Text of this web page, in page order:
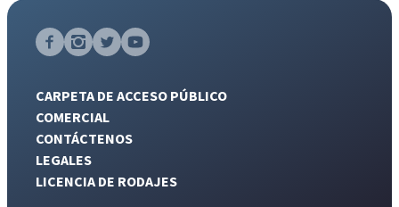
CARPETA DE ACCESO PÚBLICO
COMERCIAL
CONTÁCTENOS
LEGALES
LICENCIA DE RODAJES